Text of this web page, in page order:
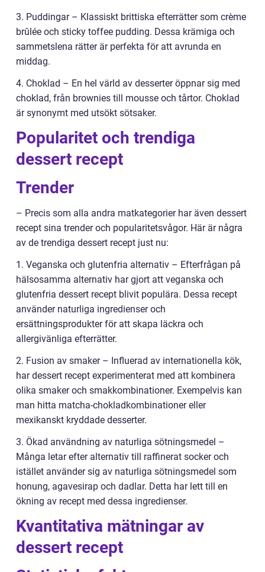
3. Puddingar – Klassiskt brittiska efterrätter som crème
brûlée och sticky toffee pudding. Dessa krämiga och
sammetslena rätter är perfekta för att avrunda en
middag.
4. Choklad – En hel värld av desserter öppnar sig med
choklad, från brownies till mousse och tårtor. Choklad
är synonymt med utsökt sötsaker.
Popularitet och trendiga
dessert recept
Trender
– Precis som alla andra matkategorier har även dessert
recept sina trender och popularitetsvågor. Här är några
av de trendiga dessert recept just nu:
1. Veganska och glutenfria alternativ – Efterfrågan på
hälsosamma alternativ har gjort att veganska och
glutenfria dessert recept blivit populära. Dessa recept
använder naturliga ingredienser och
ersättningsprodukter för att skapa läckra och
allergivänliga efterrätter.
2. Fusion av smaker – Influerad av internationella kök,
har dessert recept experimenterat med att kombinera
olika smaker och smakkombinationer. Exempelvis kan
man hitta matcha-chokladkombinationer eller
mexikanskt kryddade desserter.
3. Ökad användning av naturliga sötningsmedel –
Många letar efter alternativ till raffinerat socker och
istället använder sig av naturliga sötningsmedel som
honung, agavesirap och dadlar. Detta har lett till en
ökning av recept med dessa ingredienser.
Kvantitativa mätningar av
dessert recept